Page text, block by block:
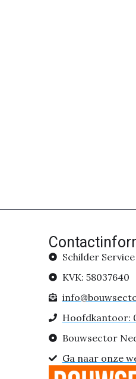
Schilder
KVK: 58037640
Hoofdkantoor:
Bouwsector
Ga naar onze